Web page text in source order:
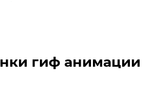
гиф анимации